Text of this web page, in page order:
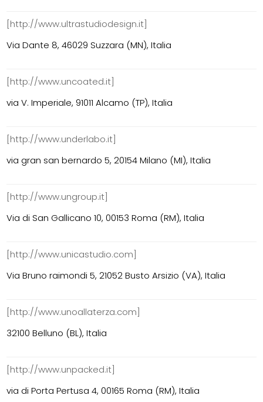
[http://www.ultrastudiodesign.it]
Via Dante 8, 46029 Suzzara (MN), Italia
[http://www.uncoated.it]
via V. Imperiale, 91011 Alcamo (TP), Italia
[http://www.underlabo.it]
via gran san bernardo 5, 20154 Milano (MI), Italia
[http://www.ungroup.it]
Via di San Gallicano 10, 00153 Roma (RM), Italia
[http://www.unicastudio.com]
Via Bruno raimondi 5, 21052 Busto Arsizio (VA), Italia
[http://www.unoallaterza.com]
32100 Belluno (BL), Italia
[http://www.unpacked.it]
via di Porta Pertusa 4, 00165 Roma (RM), Italia